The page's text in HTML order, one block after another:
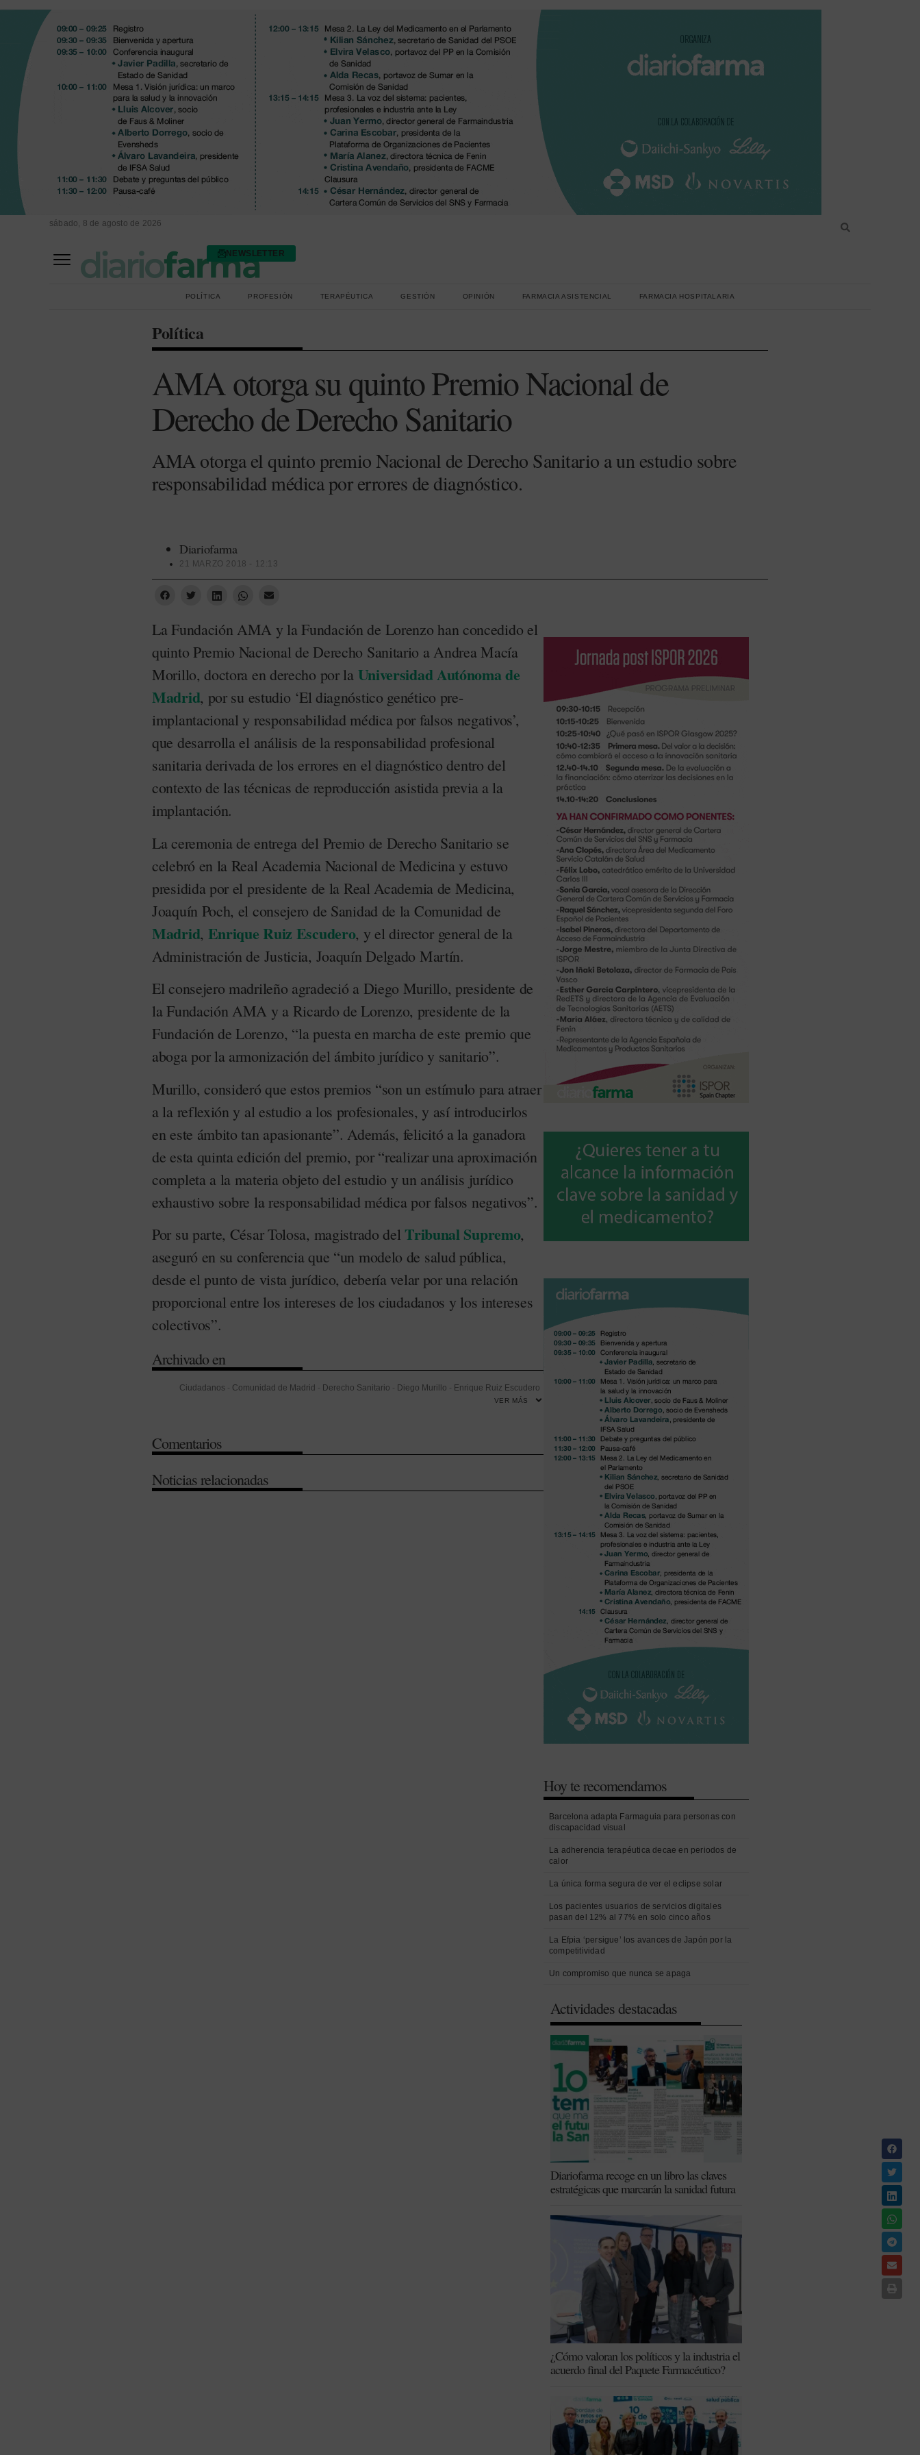
sábado, 8 de agosto de 2026
NEWSLETTER
POLÍTICA PROFESIÓN TERAPÉUTICA GESTIÓN OPINIÓN FARMACIA ASISTENCIAL FARMACIA HOSPITALARIA
Política
AMA otorga su quinto Premio Nacional de
Derecho de Derecho Sanitario
AMA otorga el quinto premio Nacional de Derecho Sanitario a un estudio sobre
responsabilidad médica por errores de diagnóstico.
Diariofarma
21 MARZO 2018 - 12:13
La Fundación AMA y la Fundación de Lorenzo han concedido el
quinto Premio Nacional de Derecho Sanitario a Andrea Macía
Morillo, doctora en derecho por la Universidad Autónoma de
Madrid, por su estudio ‘El diagnóstico genético pre-
implantacional y responsabilidad médica por falsos negativos’,
que desarrolla el análisis de la responsabilidad profesional
sanitaria derivada de los errores en el diagnóstico dentro del
contexto de las técnicas de reproducción asistida previa a la
implantación.
La ceremonia de entrega del Premio de Derecho Sanitario se
celebró en la Real Academia Nacional de Medicina y estuvo
presidida por el presidente de la Real Academia de Medicina,
Joaquín Poch, el consejero de Sanidad de la Comunidad de
Madrid, Enrique Ruiz Escudero, y el director general de la
Administración de Justicia, Joaquín Delgado Martín.
El consejero madrileño agradeció a Diego Murillo, presidente de
la Fundación AMA y a Ricardo de Lorenzo, presidente de la
Fundación de Lorenzo, “la puesta en marcha de este premio que
aboga por la armonización del ámbito jurídico y sanitario”.
Murillo, consideró que estos premios “son un estímulo para atraer
a la reflexión y al estudio a los profesionales, y así introducirlos
en este ámbito tan apasionante”. Además, felicitó a la ganadora
de esta quinta edición del premio, por “realizar una aproximación
completa a la materia objeto del estudio y un análisis jurídico
exhaustivo sobre la responsabilidad médica por falsos negativos”.
Por su parte, César Tolosa, magistrado delTribunal Supremo,
aseguró en su conferencia que “un modelo de salud pública,
desde el punto de vista jurídico, debería velar por una relación
proporcional entre los intereses de los ciudadanos y los intereses
colectivos”.
Archivado en
Ciudadanos - Comunidad de Madrid - Derecho Sanitario - Diego Murillo - Enrique Ruiz Escudero
VER MÁS
Comentarios
Noticias relacionadas
Hoy te recomendamos
Barcelona adapta Farmaguia para personas con
discapacidad visual
La adherencia terapéutica decae en periodos de
calor
La única forma segura de ver el eclipse solar
Los pacientes usuarios de servicios digitales
pasan del 12% al 77% en solo cinco años
La Efpia ‘persigue’ los avances de Japón por la
competitividad
Un compromiso que nunca se apaga
Actividades destacadas
Diariofarma recoge en un libro las claves
estratégicas que marcarán la sanidad futura
¿Cómo valoran los políticos y la industria el
acuerdo final del Paquete Farmacéutico?